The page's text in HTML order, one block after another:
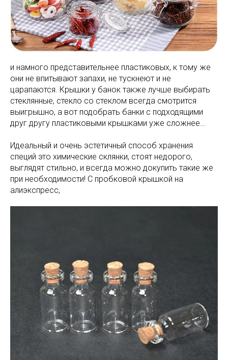
и намного представительнее пластиковых, к тому же
они не впитывают запахи, не тускнеют и не
царапаются. Крышки у банок также лучше выбирать
стеклянные, стекло со стеклом всегда смотрится
выигрышно, а вот подобрать банки с подходящими
друг другу пластиковыми крышками уже сложнее…
Идеальный и очень эстетичный способ хранения
специй это химические склянки, стоят недорого,
выглядят стильно, и всегда можно докупить такие же
при необходимости! С пробковой крышкой на
алиэкспресс,